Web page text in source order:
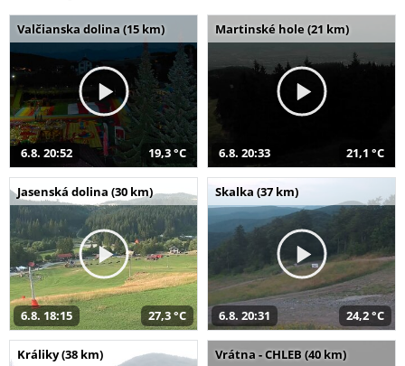
Valčianska dolina (15 km)
6.8. 20:52 19,3 °C
Martinské hole (21 km)
6.8. 20:33 21,1 °C
Jasenská dolina (30 km)
6.8. 18:15 27,3 °C
Skalka (37 km)
6.8. 20:31 24,2 °C
Králiky (38 km) Vrátna - CHLEB (40 km)